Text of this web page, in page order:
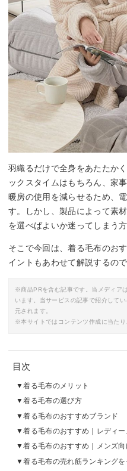
羽織るだけで全身をあたたか
ックスタイムはもちろん、家
暖房の使用を減らせるため、
す。しかし、製品によって素
を選べばよいか迷ってしまう
そこで今回は、着る毛布のお
イントもあわせて解説するの
※商品PRを含む記事です。当メディア
います。当サービスの記事で紹介して
元されます。
※本サイトではコンテンツ作成に当たり
目次
着る毛布のメリット
着る毛布の選び方
着る毛布のおすすめブランド
着る毛布のおすすめ｜レディー
着る毛布のおすすめ｜メンズ向
着る毛布の売れ筋ランキングを